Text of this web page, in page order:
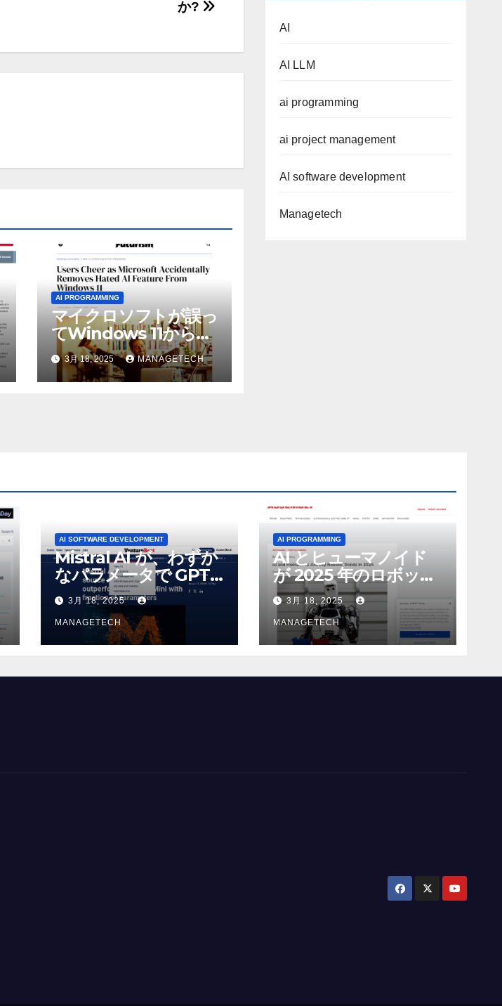
か?
AI PROGRAMMING
マイクロソフトが誤っ
てWindows 11から嫌
われているAI機能を削
除したことにユーザー
が歓喜
3月 18, 2025 MANAGETECH
AI
AI LLM
ai programming
ai project management
AI software development
Managetech
AI SOFTWARE DEVELOPMENT
Mistral AI が、わずか
なパラメータで GPT-
4o Mini を上回る新し
いオープンソース モ
デルをリリース |
VentureBeat
3月 18, 2025
MANAGETECH
AI PROGRAMMING
AI とヒューマノイド
が 2025 年のロボット
のトップトレンドに |
ASSEMBLY
3月 18, 2025
MANAGETECH